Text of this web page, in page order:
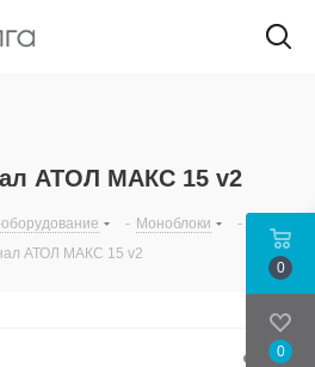
АТОЛ МАКС 15 v2
оборудование - Моноблоки -
АТОЛ МАКС 15 v2
0
0